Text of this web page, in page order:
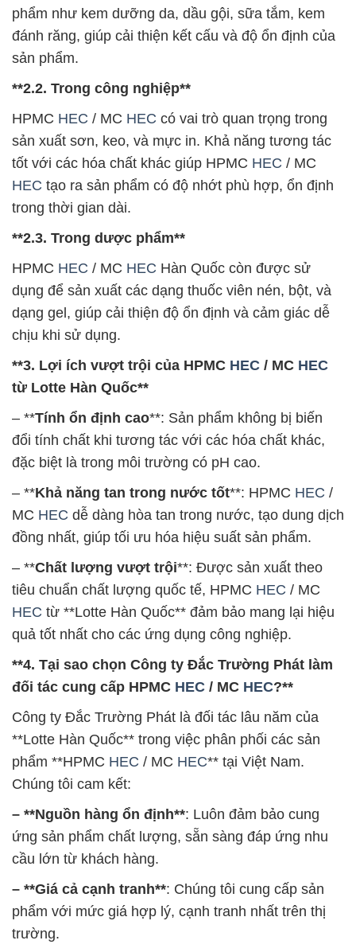
phẩm như kem dưỡng da, dầu gội, sữa tắm, kem
đánh răng, giúp cải thiện kết cấu và độ ổn định của
sản phẩm.
**2.2. Trong công nghiệp**
HPMC HEC / MC HEC có vai trò quan trọng trong
sản xuất sơn, keo, và mực in. Khả năng tương tác
tốt với các hóa chất khác giúp HPMC HEC / MC
HEC tạo ra sản phẩm có độ nhớt phù hợp, ổn định
trong thời gian dài.
**2.3. Trong dược phẩm**
HPMC HEC / MC HEC Hàn Quốc còn được sử
dụng để sản xuất các dạng thuốc viên nén, bột, và
dạng gel, giúp cải thiện độ ổn định và cảm giác dễ
chịu khi sử dụng.
**3. Lợi ích vượt trội của HPMC HEC / MC HEC
từ Lotte Hàn Quốc**
– **Tính ổn định cao**: Sản phẩm không bị biến
đổi tính chất khi tương tác với các hóa chất khác,
đặc biệt là trong môi trường có pH cao.
– **Khả năng tan trong nước tốt**: HPMC HEC /
MC HEC dễ dàng hòa tan trong nước, tạo dung dịch
đồng nhất, giúp tối ưu hóa hiệu suất sản phẩm.
– **Chất lượng vượt trội**: Được sản xuất theo
tiêu chuẩn chất lượng quốc tế, HPMC HEC / MC
HEC từ **Lotte Hàn Quốc** đảm bảo mang lại hiệu
quả tốt nhất cho các ứng dụng công nghiệp.
**4. Tại sao chọn Công ty Đắc Trường Phát làm
đối tác cung cấp HPMC HEC / MC HEC?**
Công ty Đắc Trường Phát là đối tác lâu năm của
**Lotte Hàn Quốc** trong việc phân phối các sản
phẩm **HPMC HEC / MC HEC** tại Việt Nam.
Chúng tôi cam kết:
– **Nguồn hàng ổn định**: Luôn đảm bảo cung
ứng sản phẩm chất lượng, sẵn sàng đáp ứng nhu
cầu lớn từ khách hàng.
– **Giá cả cạnh tranh**: Chúng tôi cung cấp sản
phẩm với mức giá hợp lý, cạnh tranh nhất trên thị
trường.